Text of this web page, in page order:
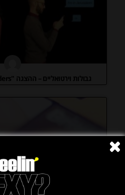
גבולות וירטואליים – ההצגה "Borders" בשידור חי מהבית